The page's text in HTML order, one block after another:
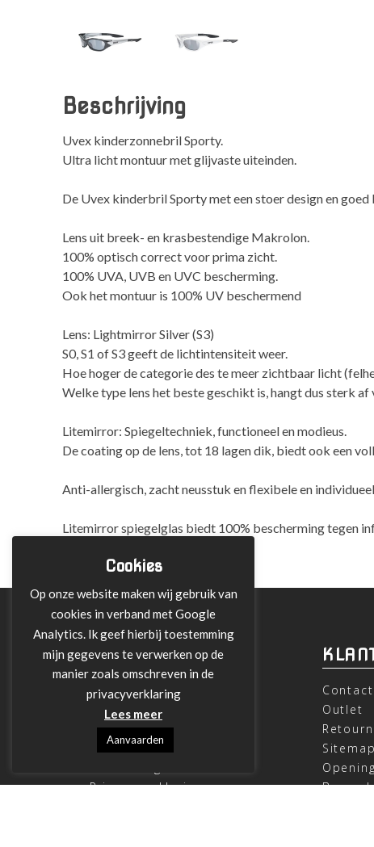
Beschrijving
Uvex kinderzonnebril Sporty.
Ultra licht montuur met glijvaste uiteinden.
De Uvex kinderbril Sporty met een stoer design en goed
Lens uit breek- en krasbestendige Makrolon.
100% optisch correct voor prima zicht.
100% UVA, UVB en UVC bescherming.
Ook het montuur is 100% UV beschermend
Lens: Lightmirror Silver (S3)
S0, S1 of S3 geeft de lichtintensiteit weer.
Hoe hoger de categorie des te meer zichtbaar licht
Welke type lens het beste geschikt is, hangt dus sterk af
Litemirror: Spiegeltechniek, functioneel en modieus.
De coating op de lens, tot 18 lagen dik, biedt ook een
Anti-allergisch, zacht neusstuk en flexibele en
Litemirror spiegelglas biedt 100% bescherming tegen
INFORMATIE
Over ons
Leveringen
Betalen met Klarna
Algemene Voorwaarden
Privacy verklaring
Outlet
Sitemap
Cookies
Op onze website maken wij gebruik van
cookies in verband met Google
Analytics. Ik geef hierbij toestemming
mijn gegevens te verwerken op de
manier zoals omschreven in de
privacyverklaring
Lees meer
Aanvaarden